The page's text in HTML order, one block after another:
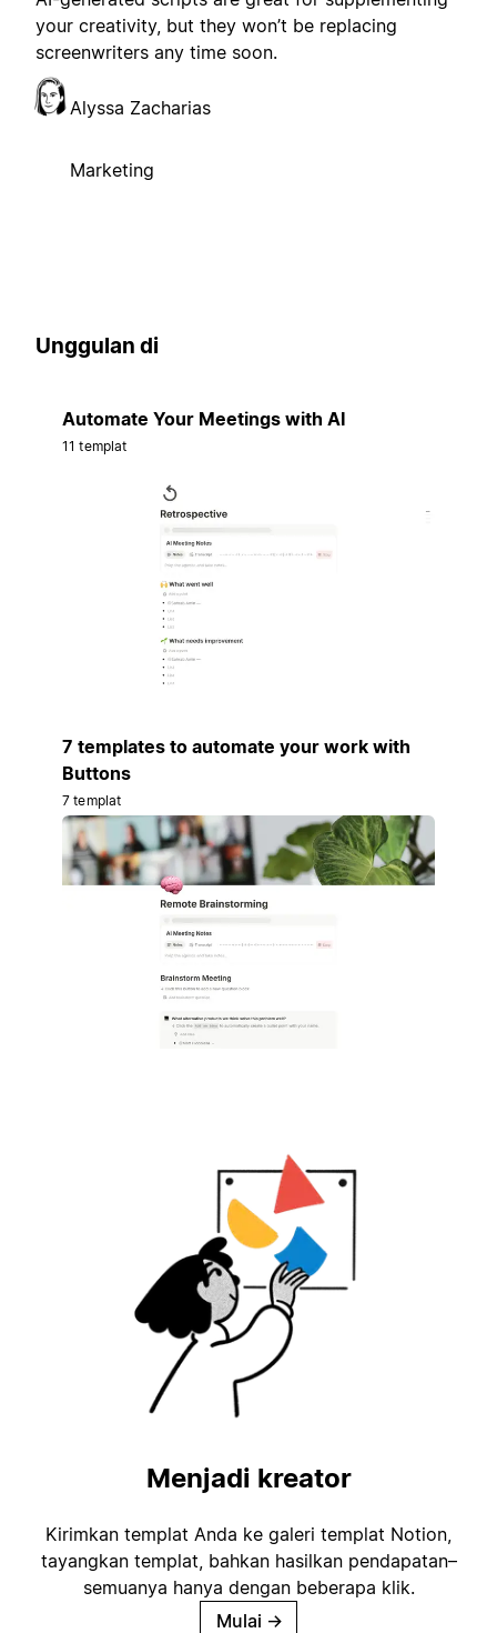
your creativity, but they won’t be replacing
screenwriters any time soon.
Alyssa Zacharias
Marketing
Unggulan di
Automate Your Meetings with AI
11 templat
7 templates to automate your work with
Buttons
7 templat
Menjadi kreator
Kirimkan templat Anda ke galeri templat Notion,
tayangkan templat, bahkan hasilkan pendapatan–
semuanya hanya dengan beberapa klik.
Mulai →